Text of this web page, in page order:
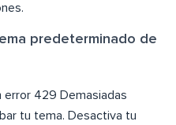
predeterminado de
error 429 Demasiadas
tu tema. Desactiva tu